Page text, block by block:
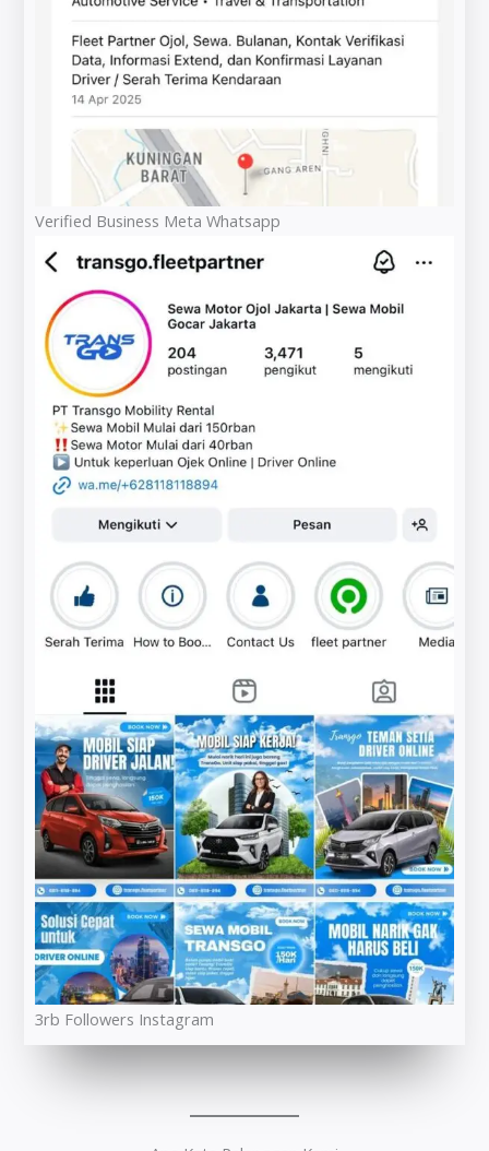
Verified Business Meta Whatsapp
3rb Followers Instagram